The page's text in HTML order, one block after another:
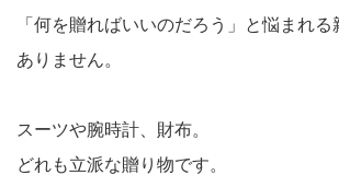
「何を贈ればいいのだろう」と悩まれる
ありません。
スーツや腕時計、財布。
どれも立派な贈り物です。